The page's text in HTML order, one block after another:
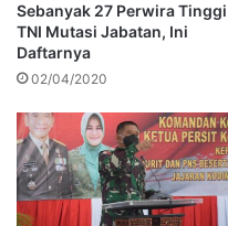
Sebanyak 27 Perwira Tinggi
TNI Mutasi Jabatan, Ini
Daftarnya
02/04/2020